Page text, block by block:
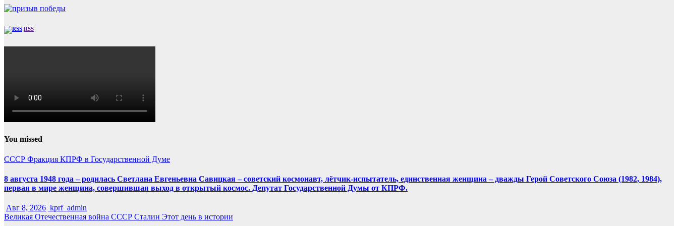
RSS
You missed
СССР Фракция КПРФ в Государственной Думе
8 августа 1948 года – родилась Светлана Евгеньевна Савицкая – советский космонавт, лётчик-испытатель, единственная женщина – дважды Герой Советского Союза (1982, 1984),
первая в мире женщина, совершившая выход в открытый космос. Депутат Государственной Думы от КПРФ.
Авг 8, 2026 kprf_admin
Великая Отечественная война СССР Сталин Этот день в истории